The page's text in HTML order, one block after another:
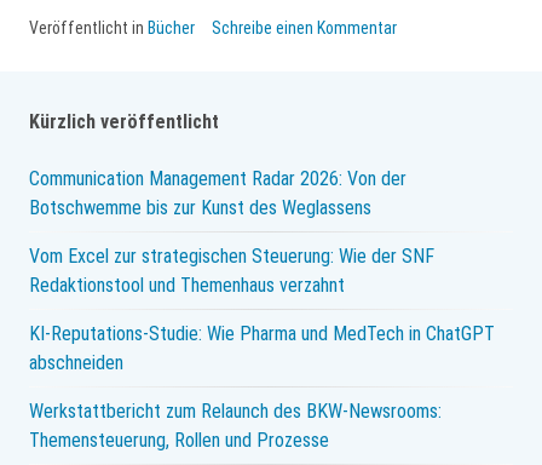
Veröffentlicht in Bücher Schreibe einen Kommentar
Kürzlich veröffentlicht
Communication Management Radar 2026: Von der
Botschwemme bis zur Kunst des Weglassens
Vom Excel zur strategischen Steuerung: Wie der SNF
Redaktionstool und Themenhaus verzahnt
KI-Reputations-Studie: Wie Pharma und MedTech in ChatGPT
abschneiden
Werkstattbericht zum Relaunch des BKW-Newsrooms:
Themensteuerung, Rollen und Prozesse